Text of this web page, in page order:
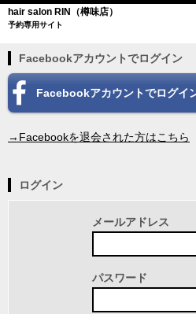
hair salon RIN（樽味店）
予約専用サイト
Facebookアカウントでログイン
Facebookアカウントでログイ
→Facebookを退会された方はこちら
ログイン
メールアドレス
パスワード